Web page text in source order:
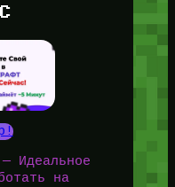
Идеальное
на